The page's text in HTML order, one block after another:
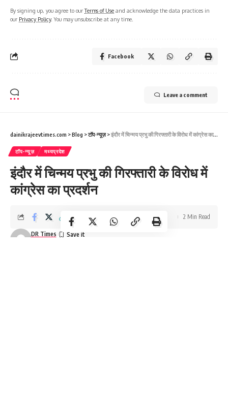
By signing up, you agree to ourTerms of Use and acknowledge the data practices in
our Privacy Policy. You may unsubscribe at any time.
Facebook
Leave a comment
dainikrajeevtimes.com >Blog >टॉप-न्यूज़>इंदौर में चिन्मय प्रभु की गिरफ्तारी के विरोध में कांग्रेस का प्रदर्शन
टॉप-न्यूज़ मध्यप्रदेश
इंदौर में चिन्मय प्रभु की गिरफ्तारी के विरोध में
कांग्रेस का प्रदर्शन
DR Times
2 Min Read